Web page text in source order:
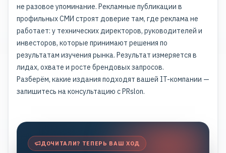
не разовое упоминание. Рекламные публикации в
профильных СМИ строят доверие там, где реклама не
работает: у технических директоров, руководителей и
инвесторов, которые принимают решения по
результатам изучения рынка. Результат измеряется в
лидах, охвате и росте брендовых запросов.
Разберём, какие издания подходят вашей IT-компании —
запишитесь на консультацию с PRslon.
ДОЧИТАЛИ? ТЕПЕРЬ ВАШ ХОД